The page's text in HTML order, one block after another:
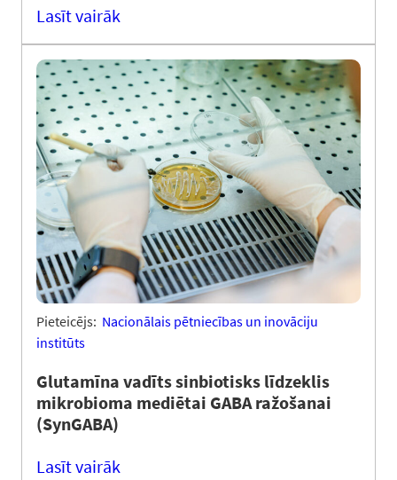
Lasīt vairāk
Pieteicējs: Nacionālais pētniecības un inovāciju
institūts
Glutamīna vadīts sinbiotisks līdzeklis
mikrobioma mediētai GABA ražošanai
(SynGABA)
Lasīt vairāk